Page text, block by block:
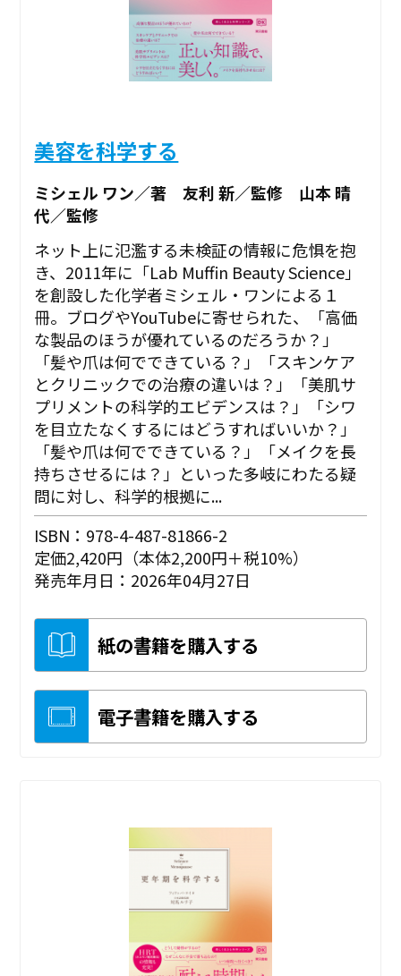
美容を科学する
ミシェル ワン／著 友利 新／監修 山本 晴
代／監修
ネット上に氾濫する未検証の情報に危惧を抱
き、2011年に「Lab Muffin Beauty Science」
を創設した化学者ミシェル・ワンによる１
冊。ブログやYouTubeに寄せられた、「高価
な製品のほうが優れているのだろうか？」
「髪や爪は何でできている？」「スキンケア
とクリニックでの治療の違いは？」「美肌サ
プリメントの科学的エビデンスは？」「シワ
を目立たなくするにはどうすればいいか？」
「髪や爪は何でできている？」「メイクを長
持ちさせるには？」といった多岐にわたる疑
問に対し、科学的根拠に...
ISBN：978-4-487-81866-2
定価2,420円（本体2,200円＋税10%）
発売年月日：2026年04月27日
紙の書籍を購入する
電子書籍を購入する